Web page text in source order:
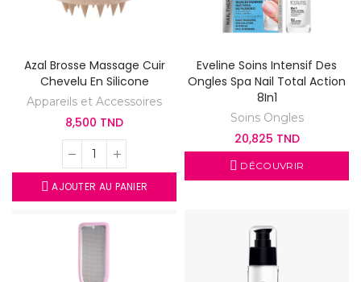
Azal Brosse Massage Cuir
Chevelu En Silicone
Appareils et Accessoires
8,500 TND
AJOUTER AU PANIER
Eveline Soins Intensif Des
Ongles Spa Nail Total Action
8In1
Soins Ongles
20,825 TND
DÉCOUVRIR